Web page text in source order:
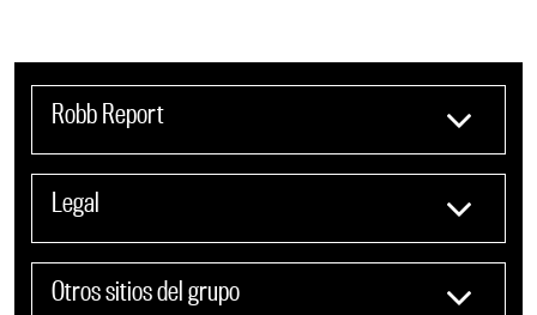
Robb Report
Legal
Otros sitios del grupo